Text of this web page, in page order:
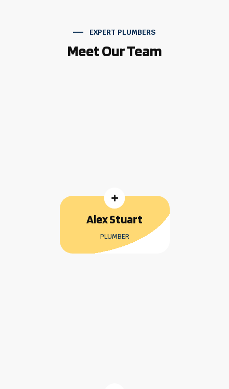
EXPERT PLUMBERS
Meet Our Team

Alex Stuart
PLUMBER